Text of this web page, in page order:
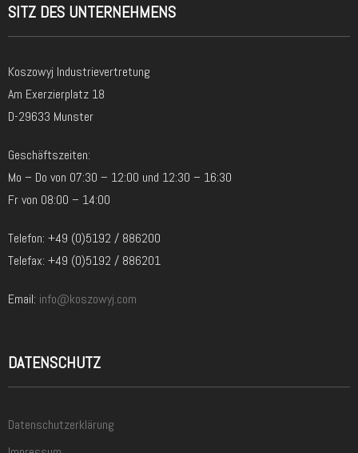
SITZ DES UNTERNEHMENS
Koszowyj Industrievertretung
Am Exerzierplatz 18
D-29633 Munster
Geschäftszeiten:
Mo – Do von 07:30 – 12:00 und 12:30 – 16:30
Fr von 08:00 – 14:00
Telefon: +49 (0)5192 / 886200
Telefax: +49 (0)5192 / 886201
Email: info@koszowyj.com
DATENSCHUTZ
Datenschutzerklärung